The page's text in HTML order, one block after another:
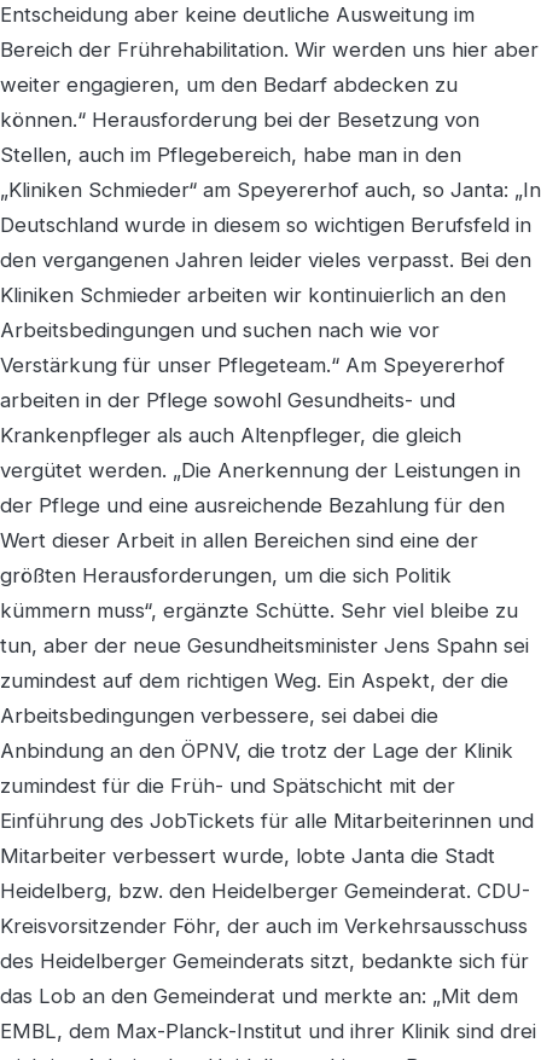
Entscheidung aber keine deutliche Ausweitung im
Bereich der Frührehabilitation. Wir werden uns hier aber
weiter engagieren, um den Bedarf abdecken zu
können.“ Herausforderung bei der Besetzung von
Stellen, auch im Pflegebereich, habe man in den
„Kliniken Schmieder“ am Speyererhof auch, so Janta: „In
Deutschland wurde in diesem so wichtigen Berufsfeld in
den vergangenen Jahren leider vieles verpasst. Bei den
Kliniken Schmieder arbeiten wir kontinuierlich an den
Arbeitsbedingungen und suchen nach wie vor
Verstärkung für unser Pflegeteam.“ Am Speyererhof
arbeiten in der Pflege sowohl Gesundheits- und
Krankenpfleger als auch Altenpfleger, die gleich
vergütet werden. „Die Anerkennung der Leistungen in
der Pflege und eine ausreichende Bezahlung für den
Wert dieser Arbeit in allen Bereichen sind eine der
größten Herausforderungen, um die sich Politik
kümmern muss“, ergänzte Schütte. Sehr viel bleibe zu
tun, aber der neue Gesundheitsminister Jens Spahn sei
zumindest auf dem richtigen Weg. Ein Aspekt, der die
Arbeitsbedingungen verbessere, sei dabei die
Anbindung an den ÖPNV, die trotz der Lage der Klinik
zumindest für die Früh- und Spätschicht mit der
Einführung des JobTickets für alle Mitarbeiterinnen und
Mitarbeiter verbessert wurde, lobte Janta die Stadt
Heidelberg, bzw. den Heidelberger Gemeinderat. CDU-
Kreisvorsitzender Föhr, der auch im Verkehrsausschuss
des Heidelberger Gemeinderats sitzt, bedankte sich für
das Lob an den Gemeinderat und merkte an: „Mit dem
EMBL, dem Max-Planck-Institut und ihrer Klinik sind drei